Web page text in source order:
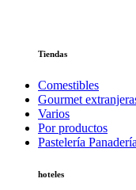
Tiendas
Comestibles
Gourmet
Varios
Por productos
Pastelería Panadería
hoteles